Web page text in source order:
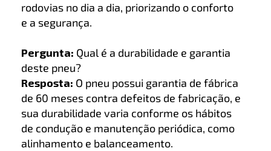
rodovias no dia a dia, priorizando o conforto
e a segurança.
Pergunta: Qual é a durabilidade e garantia
deste pneu?
Resposta: O pneu possui garantia de fábrica
de 60 meses contra defeitos de fabricação, e
sua durabilidade varia conforme os hábitos
de condução e manutenção periódica, como
alinhamento e balanceamento.